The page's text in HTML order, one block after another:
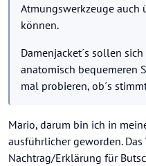
Atmungswerkzeuge auch
können.
Damenjacket´s sollen
anatomisch bequemeren
mal probieren, ob´s
Mario, darum bin ich in
ausführlicher geworden.
Nachtrag/Erklärung für